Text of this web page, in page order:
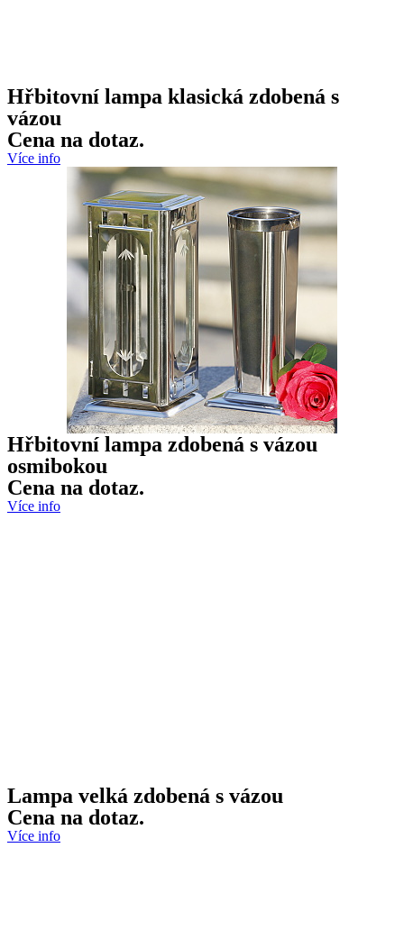
Hřbitovní lampa klasická zdobená s
vázou
Cena na dotaz.
Více info
Hřbitovní lampa zdobená s vázou
osmibokou
Cena na dotaz.
Více info
Lampa velká zdobená s vázou
Cena na dotaz.
Více info